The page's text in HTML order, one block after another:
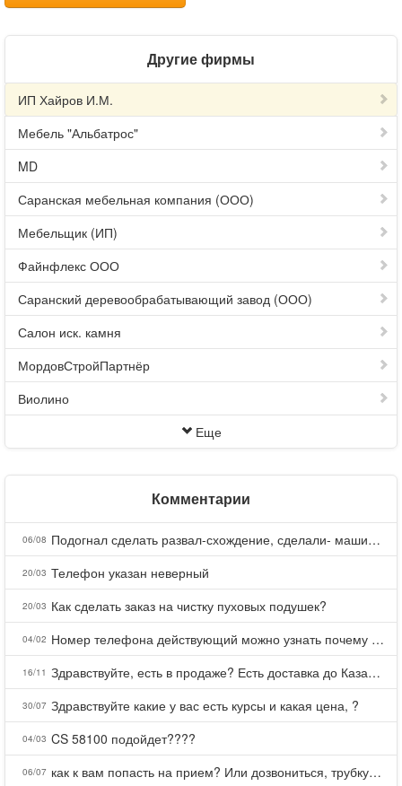
Другие фирмы
ИП Хайров И.М.
Мебель "Альбатрос"
MD
Саранская мебельная компания (ООО)
Мебельщик (ИП)
Файнфлекс ООО
Саранский деревообрабатывающий завод (ООО)
Салон иск. камня
МордовСтройПартнёр
Виолино
Еще
Комментарии
06/08 Подогнал сделать развал-схождение, сделали- машина уходит на право и колеса проверил все хорошо с атмосферами ужас как можно делать авто, не ужели не берегут свою репутацию, не советую.
20/03 Телефон указан неверный
20/03 Как сделать заказ на чистку пуховых подушек?
04/02 Номер телефона действующий можно узнать почему номер неправельный
16/11 Здравствуйте, есть в продаже? Есть доставка до Казани?
30/07 Здравствуйте какие у вас есть курсы и какая цена, ?
04/03 CS 58100 подойдет????
06/07 как к вам попасть на прием? Или дозвониться, трубку не берете.